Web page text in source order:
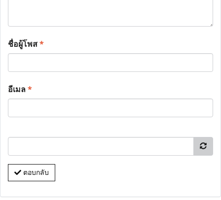
ชื่อผู้โพส*
อีเมล*
ตอบกลับ